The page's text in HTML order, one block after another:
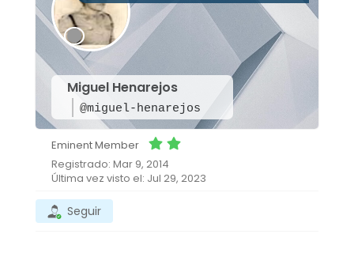
Miguel Henarejos
@miguel-henarejos
Eminent Member
Registrado: Mar 9, 2014
Última vez visto el: Jul 29, 2023
Seguir